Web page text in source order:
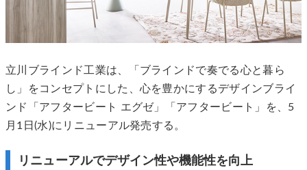
立川ブラインド工業は、「ブラインドで奏でる心と暮ら
し」をコンセプトにした、心を豊かにするデザインブライ
ンド「アフタービート エグゼ」「アフタービート」を、5
月1日(水)にリニューアル発売する。
リニューアルでデザイン性や機能性を向上